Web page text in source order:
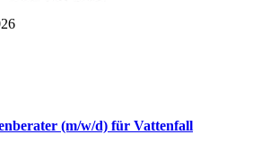
(m/w/d) für Vattenfall